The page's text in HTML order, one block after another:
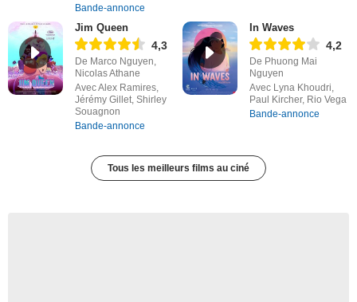
Bande-annonce
Jim Queen
4,3
De Marco Nguyen,
Nicolas Athane
Avec Alex Ramires,
Jérémy Gillet, Shirley
Souagnon
Bande-annonce
In Waves
4,2
De Phuong Mai
Nguyen
Avec Lyna Khoudri,
Paul Kircher, Rio Vega
Bande-annonce
Tous les meilleurs films au ciné